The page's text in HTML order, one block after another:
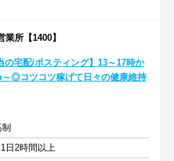
所【1400】
の宅配/ポスティング】13～17時か
～◎コツコツ稼げて日々の健康維持
日2時間以上